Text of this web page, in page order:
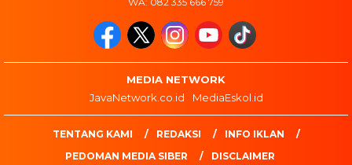
MEDIA NETWORK
JavaNetwork.co.id
MediaEskol.id
TENTANG KAMI REDAKSI
INFO IKLAN
PEDOMAN MEDIA SIBER
DISCLAIMER